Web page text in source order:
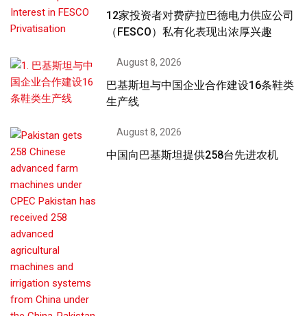
12家投资者对费萨拉巴德电力供应公司
（FESCO）私有化表现出浓厚兴趣
August 8, 2026
巴基斯坦与中国企业合作建设16条鞋类
生产线
August 8, 2026
中国向巴基斯坦提供258台先进农机